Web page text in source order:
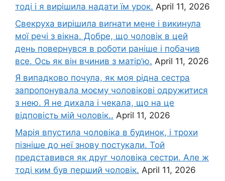
тоді і я вирішила надати їм урок. April 11, 2026
Свекруха вирішила виrнати мене і викинула
мої речі з вікна. Добре, що чоловік в цей
день повернувся в роботи раніше і побачив
все. Ось як він вчинив з матір’ю. April 11, 2026
Я випадково почула, як моя рідна сестра
запропонувала моєму чоловікові одружитися
з нею. Я не дихала і чекала, що на це
відповість мій чоловік.. April 11, 2026
Марія впустила чоловіка в будинок, і трохи
пізніше до неї знову постукали. Той
представився як друг чоловіка сестри. Але ж
тоді ким був перший чоловік. April 11, 2026